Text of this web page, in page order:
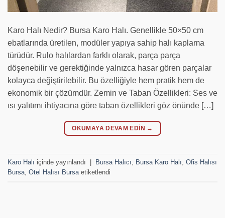
Karo Halı Nedir? Bursa Karo Halı. Genellikle 50×50 cm
ebatlarında üretilen, modüler yapıya sahip halı kaplama
türüdür. Rulo halılardan farklı olarak, parça parça
döşenebilir ve gerektiğinde yalnızca hasar gören parçalar
kolayca değiştirilebilir. Bu özelliğiyle hem pratik hem de
ekonomik bir çözümdür. Zemin ve Taban Özellikleri: Ses ve
ısı yalıtımı ihtiyacına göre taban özellikleri göz önünde […]
OKUMAYA DEVAM EDIN →
Karo Halı içinde yayınlandı Bursa Halıcı, Bursa Karo Halı, Ofis Halısı
Bursa, Otel Halısı Bursaetiketlendi